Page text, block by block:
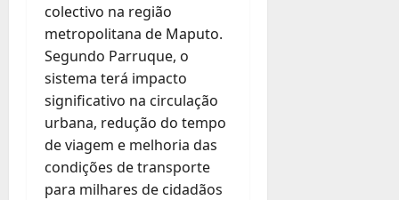
colectivo na região
metropolitana de Maputo.
Segundo Parruque, o
sistema terá impacto
significativo na circulação
urbana, redução do tempo
de viagem e melhoria das
condições de transporte
para milhares de cidadãos